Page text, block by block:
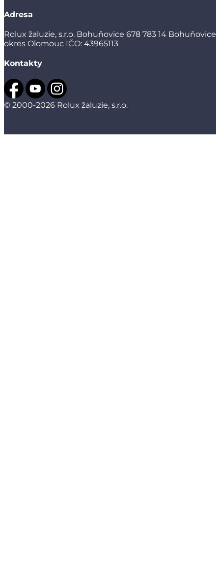
Adresa
Rolux žaluzie, s.r.o. Bohuňovice 678 783 14 Bohuňovice
okres Olomouc IČO: 43965113
Kontakty
© 2000-2026 Rolux žaluzie, s.r.o.